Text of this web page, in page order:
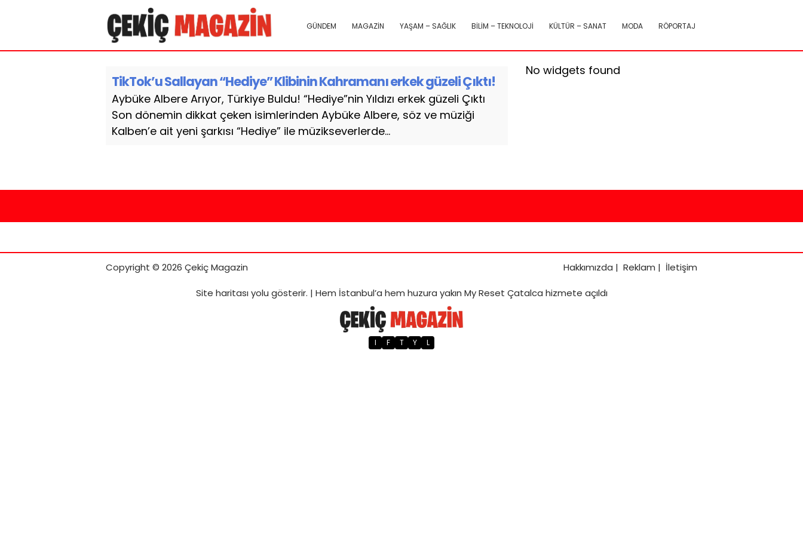
GÜNDEM MAGAZİN YAŞAM – SAĞLIK BİLİM – TEKNOLOJİ KÜLTÜR – SANAT MODA RÖPORTAJ
TikTok’u Sallayan “Hediye” Klibinin Kahramanı erkek güzeli Çıktı!
Aybüke Albere Arıyor, Türkiye Buldu! “Hediye”nin Yıldızı erkek güzeli Çıktı
Son dönemin dikkat çeken isimlerinden Aybüke Albere, söz ve müziği
Kalben’e ait yeni şarkısı “Hediye” ile müzikseverlerde...
No widgets found
Copyright © 2026 Çekiç Magazin Hakkımızda | Reklam | İletişim
Site haritasıyolu gösterir. | Hem İstanbul’a hem huzura yakın My Reset Çatalca hizmete açıldı
I F T Y L